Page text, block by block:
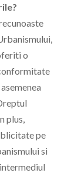
o
plus,
pe
si